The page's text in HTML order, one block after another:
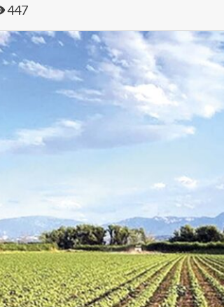
447